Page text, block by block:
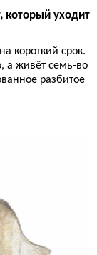
который уходит
короткий срок.
а живёт семь-во
разбитое